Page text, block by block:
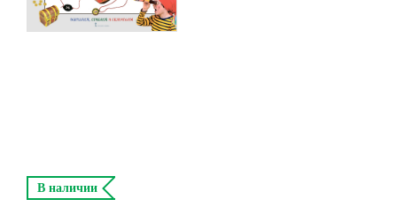
В наличии